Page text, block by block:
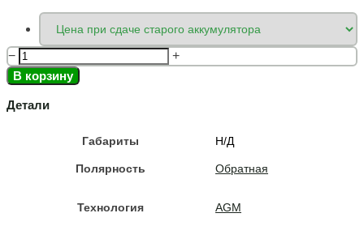
−
+
В корзину
Детали
Габариты Н/Д
Полярность Обратная
Технология AGM